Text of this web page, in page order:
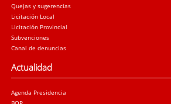
Quejas y sugerencias
Licitación Local
Licitación Provincial
Subvenciones
Canal de denuncias
Actualidad
Agenda Presidencia